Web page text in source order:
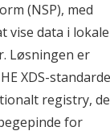
(NSP), med
vise data i lokale
Løsningen er
XDS-
registry,
for